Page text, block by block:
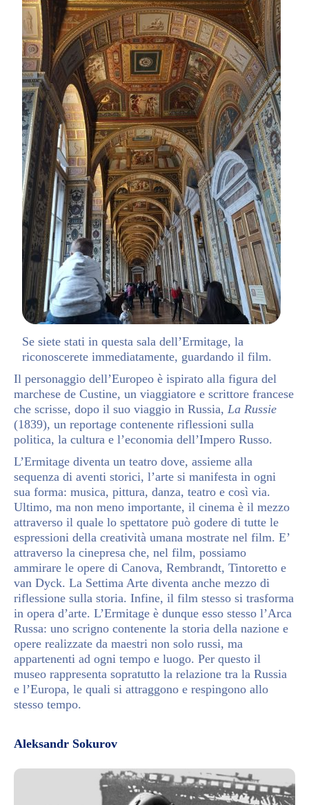
Se siete stati in questa sala dell’Ermitage, la
riconoscerete immediatamente, guardando il film.
Il personaggio dell’Europeo è ispirato alla figura del
marchese de Custine, un viaggiatore e scrittore francese
che scrisse, dopo il suo viaggio in Russia, La Russie
(1839), un reportage contenente riflessioni sulla
politica, la cultura e l’economia dell’Impero Russo.
L’Ermitage diventa un teatro dove, assieme alla
sequenza di aventi storici, l’arte si manifesta in ogni
sua forma: musica, pittura, danza, teatro e così via.
Ultimo, ma non meno importante, il cinema è il mezzo
attraverso il quale lo spettatore può godere di tutte le
espressioni della creatività umana mostrate nel film. E’
attraverso la cinepresa che, nel film, possiamo
ammirare le opere di Canova, Rembrandt, Tintoretto e
van Dyck. La Settima Arte diventa anche mezzo di
riflessione sulla storia. Infine, il film stesso si trasforma
in opera d’arte. L’Ermitage è dunque esso stesso l’Arca
Russa: uno scrigno contenente la storia della nazione e
opere realizzate da maestri non solo russi, ma
appartenenti ad ogni tempo e luogo. Per questo il
museo rappresenta sopratutto la relazione tra la Russia
e l’Europa, le quali si attraggono e respingono allo
stesso tempo.
Aleksandr Sokurov